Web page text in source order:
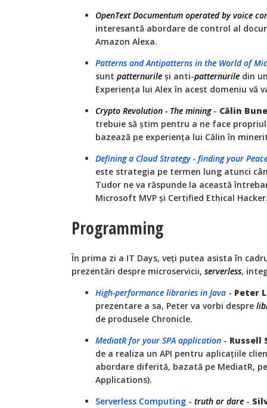
OpenText Documentum operated by voice
interesantă abordare de control al
Amazon Alexa.
Patterns and Antipatterns in the World of
sunt patternurile și anti-patternurile din
Experiența lui Alex în acest domeniu vă
Crypto Revolution - The mining- Călin
trebuie să știm pentru a ne face
bazează pe experiența lui Călin în
Defining a Cloud Strategy - finding your
este strategia pe termen lung atunci
Tudor ne va răspunde la această
Microsoft MVP și Certified Ethical
Programming
În prima zi a IT Days, veți putea asista în
prezentări despre microservicii, serverless,
High-performance libraries in Java - Peter
prezentare a sa, Peter va vorbi despre
de produsele Chronicle.
MediatR for your SPA application - Russell
de a realiza un API pentru aplicațiile
abordare diferită, bazată pe MediatR,
Applications).
Serverless Computing - truth or dare -